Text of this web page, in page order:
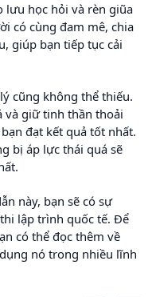
lưu học hỏi và rèn giũa
có cùng đam mê, chia
giúp bạn tiếp tục cải
cũng không thể thiếu.
và giữ tinh thần thoải
đạt kết quả tốt nhất.
bị áp lực thái quá sẽ
này, bạn sẽ có sự
lập trình quốc tế. Để
có thể đọc thêm về
nó trong nhiều lĩnh